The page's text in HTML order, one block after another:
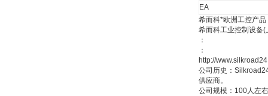
EA
希而科*欧洲工控产
希而科工业控制设
：
：
http://
公司历史：
供应商。
公司规模：100人左右